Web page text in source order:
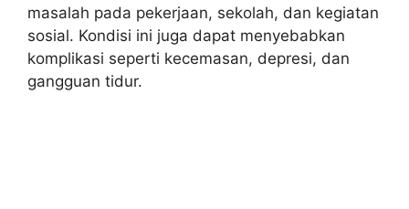
masalah pada pekerjaan, sekolah, dan kegiatan
sosial. Kondisi ini juga dapat menyebabkan
komplikasi seperti kecemasan, depresi, dan
gangguan tidur.